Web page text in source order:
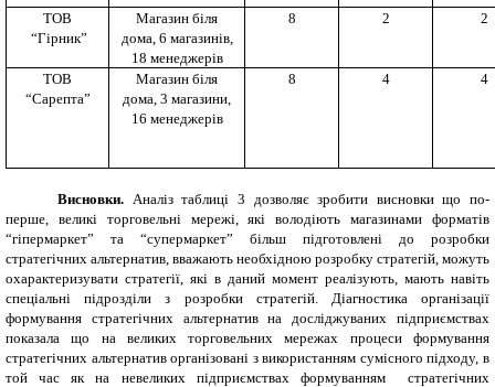
ТОВ
“Гірник”
Магазин біля
дома, 6 магазинів,
18 менеджерів
8 2 2
ТОВ
“Сарепта”
Магазин біля
дома, 3 магазини,
16 менеджерів
8 4 4
Висновки. Аналіз таблиці 3 дозволяє зробити висновки що по-
перше, великі торговельні мережі, які володіють магазинами форматів
“гіпермаркет” та “супермаркет” більш підготовлені до розробки
стратегічних альтернатив, вважають необхідною розробку стратегій, можуть
охарактеризувати стратегії, які в даний момент реалізують, мають навіть
спеціальні підрозділи з розробки стратегій. Діагностика організації
формування стратегічних альтернатив на досліджуваних підприємствах
показала що на великих торговельних мережах процеси формування
стратегічних альтернатив організовані з використанням сумісного підходу, в
той час як на невеликих підприємствах формуванням стратегічних